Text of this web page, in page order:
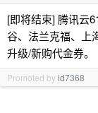
[即将结束] 腾讯云
谷、法兰克福、上
升级/新购代金券。
Promoted byid7368